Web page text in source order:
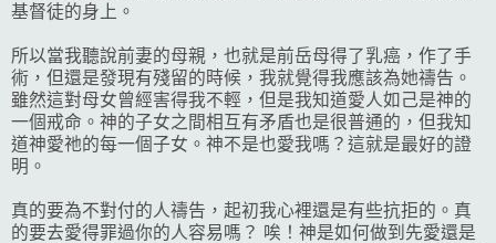
基督徒的身上。
所以當我聽說前妻的母親，也就是前岳母得了乳癌，作了手
術，但還是發現有殘留的時候，我就覺得我應該為她禱告。
雖然這對母女曾經害得我不輕，但是我知道愛人如己是神的
一個戒命。神的子女之間相互有矛盾也是很普通的，但我知
道神愛祂的每一個子女。神不是也愛我嗎？這就是最好的證
明。
真的要為不對付的人禱告，起初我心裡還是有些抗拒的。真
的要去愛得罪過你的人容易嗎？ 唉！神是如何做到先愛還是